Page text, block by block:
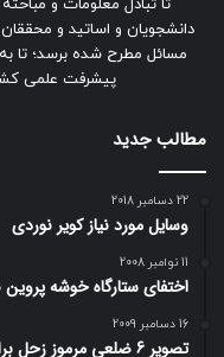
تا تبادل معلومات و
دانشجویان و اساتید و
مسائل مطرح شده برسد؛ تا
پیشرفت علمی
مطالب جدید
22 دسامبر 2018
وسایل مورد نیاز کویر نوردی
11 نوامبر 2008
اختفای ستارگاه خوشه پروین
16 دسامبر 2009
تصوير 6 ضلعي مرموز زحل براي نخستين بار ثبت شد